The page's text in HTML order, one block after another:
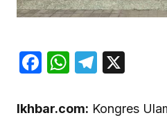
Facebook
WhatsApp
Ikhbar.com: Kongres